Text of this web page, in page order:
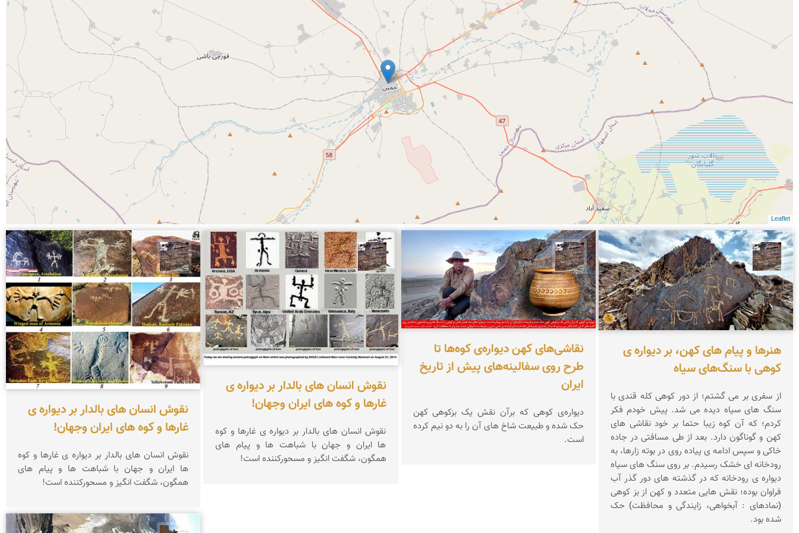
Leaflet
محمد ناصری فرد
هنرها و پیام های کهن، بر دیواره ی
کوهی با سنگ‌های سیاه
از سفری بر می گشتم؛ از دور کوهی کله قندی با
سنگ های سیاه دیده می شد. پیش خودم فکر
کردم؛ که آن کوه زیبا حتما بر خود نقاشی های
کهن و گوناگون دارد. بعد از طی مسافتی در جاده
خاکی و سپس ادامه ی پیاده روی در بوته زارها، به
رودخانه ای خشک رسیدم. بر روی سنگ های سیاه
دیواره ی رودخانه که در گذشته های دور گذر آب
فراوان بوده؛ نقش هایی متعدد و کهن از بز کوهی
(نمادهای : آبخواهی، زایندگی و محافظت) حک
شده بود.
محمد ناصری فرد
نقاشی‌های کهن دیواره‌ی کوه‌ها تا
طرح روی سفالینه‌های پیش از تاریخ
ایران
دیواره‌ی کوهی که برآن نقش یک بزکوهی کهن
حک شده و طبیعت شاخ های آن را به دو نیم کرده
است.
محمد ناصری فرد
نقوش انسان های بالدار بر دیواره ی
غارها و کوه های ایران وجهان!
نقوش انسان های بالدار بر دیواره ی غارها و کوه
ها ایران و جهان با شباهت ها و پیام های
همگون، شگفت انگیز و مسحورکننده است!
محمد ناصری فرد
نقوش انسان های بالدار بر دیواره ی
غارها و کوه های ایران وجهان!
نقوش انسان های بالدار بر دیواره ی غارها و کوه
ها ایران و جهان با شباهت ها و پیام های
همگون، شگفت انگیز و مسحورکننده است!